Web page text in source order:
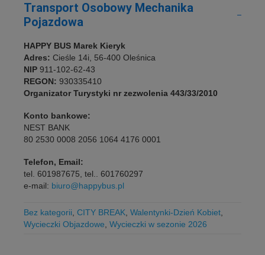
Transport Osobowy Mechanika
Pojazdowa
HAPPY BUS Marek Kieryk
Adres: Cieśle 14i, 56-400 Oleśnica
NIP 911-102-62-43
REGON: 930335410
Organizator Turystyki nr zezwolenia 443/33/2010
Konto bankowe:
NEST BANK
80 2530 0008 2056 1064 4176 0001
Telefon, Email:
tel. 601987675, tel.. 601760297
e-mail: biuro@happybus.pl
Bez kategorii, CITY BREAK, Walentynki-Dzień Kobiet,
Wycieczki Objazdowe, Wycieczki w sezonie 2026